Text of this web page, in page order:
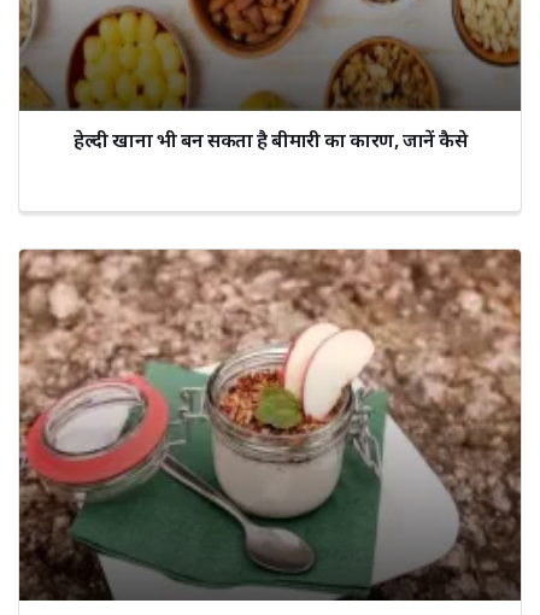
हेल्दी खाना भी बन सकता है बीमारी का कारण, जानें कैसे